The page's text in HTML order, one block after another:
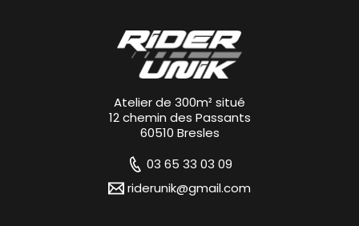
Atelier de 300m² situé
12 chemin des Passants
60510 Bresles
03 65 33 03 09
riderunik@gmail.com